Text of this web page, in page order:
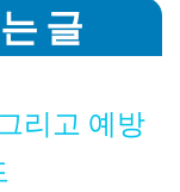
글
리고 예방